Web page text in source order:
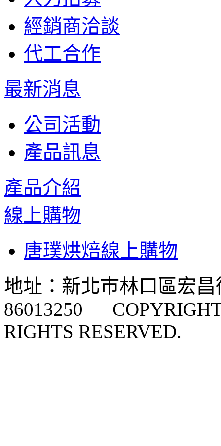
經銷商洽談
代工合作
最新消息
公司活動
產品訊息
產品介紹
線上購物
唐璞烘焙線上購物
地址：新北巿林口區宏
86013250
RIGHTS RESERVED.